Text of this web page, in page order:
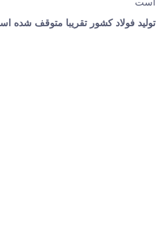
44 ثانیه
592
تولید فولاد کشور تقریبا متوقف شده